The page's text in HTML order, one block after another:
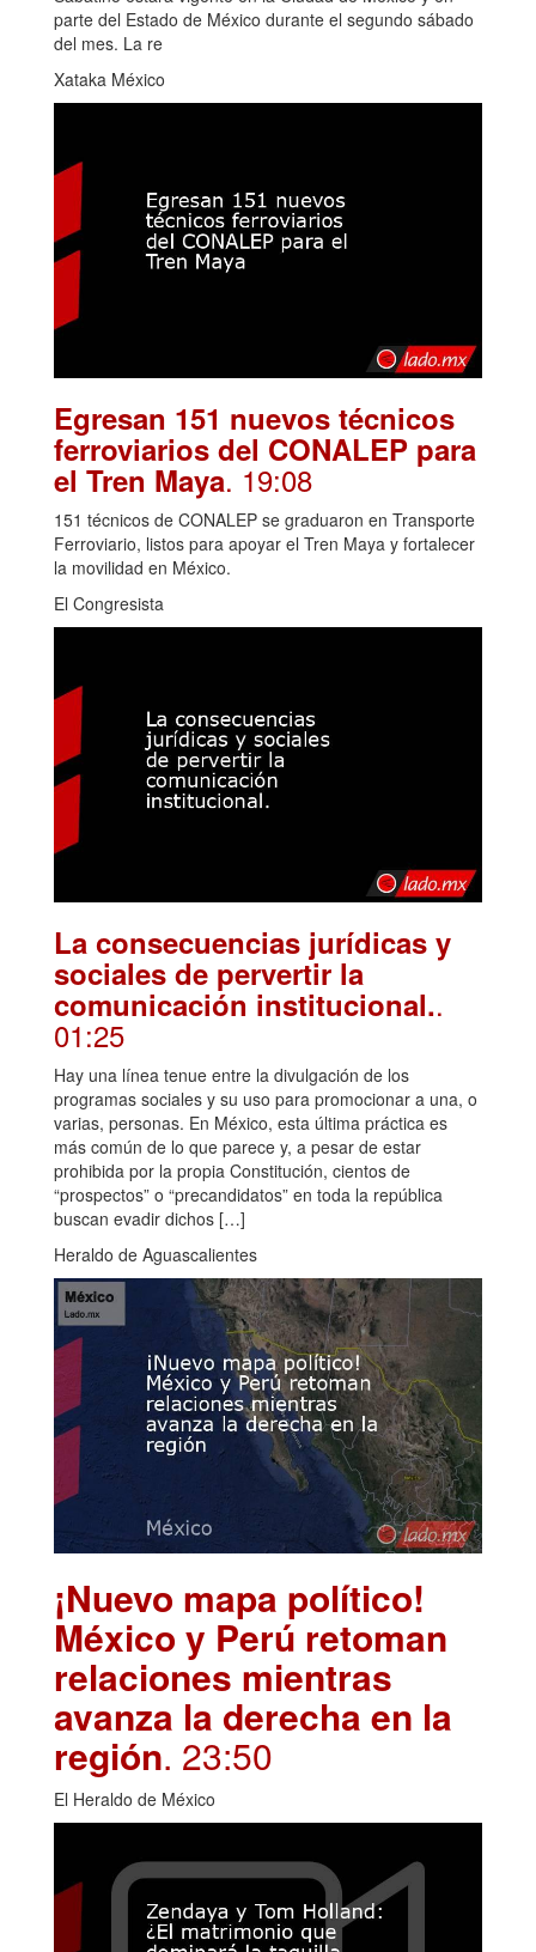
parte del Estado de México durante el segundo sábado
del mes. La re
Xataka México
Egresan 151 nuevos técnicos
ferroviarios del CONALEP para
el Tren Maya. 19:08
151 técnicos de CONALEP se graduaron en Transporte
Ferroviario, listos para apoyar el Tren Maya y fortalecer
la movilidad en México.
El Congresista
La consecuencias jurídicas y
sociales de pervertir la
comunicación institucional..
01:25
Hay una línea tenue entre la divulgación de los
programas sociales y su uso para promocionar a una, o
varias, personas. En México, esta última práctica es
más común de lo que parece y, a pesar de estar
prohibida por la propia Constitución, cientos de
“prospectos” o “precandidatos” en toda la república
buscan evadir dichos […]
Heraldo de Aguascalientes
¡Nuevo mapa político!
México y Perú retoman
relaciones mientras
avanza la derecha en la
región. 23:50
El Heraldo de México